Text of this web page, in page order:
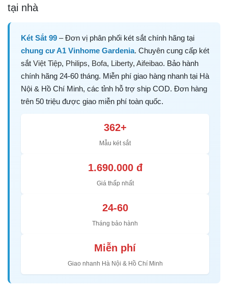
tại nhà
Két Sắt 99 – Đơn vị phân phối két sắt chính hãng tại
chung cư A1 Vinhome Gardenia. Chuyên cung cấp két
sắt Việt Tiệp, Philips, Bofa, Liberty, Aifeibao. Bảo hành
chính hãng 24-60 tháng. Miễn phí giao hàng nhanh tại Hà
Nội & Hồ Chí Minh, các tỉnh hỗ trợ ship COD. Đơn hàng
trên 50 triệu được giao miễn phí toàn quốc.
362+
Mẫu két sắt
1.690.000 đ
Giá thấp nhất
24-60
Tháng bảo hành
Miễn phí
Giao nhanh Hà Nội & Hồ Chí Minh